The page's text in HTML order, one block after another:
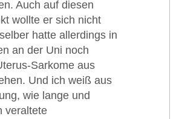
Auch auf diesen
wollte er sich nicht
hatte allerdings in
an der Uni noch
Sarkome aus
Und ich weiß aus
wie lange und
veraltete